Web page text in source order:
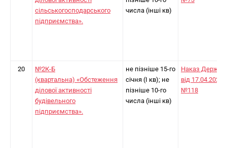
сільськогосподарського
підприємства».
числа (інші кв)
20
№2К-Б
(квартальна) «Обстеження
ділової активності
будівельного
підприємства».
не пізніше 15-го
січня (I кв); не
пізніше 10-го
числа (інші кв)
Наказ
від 17.04.2024
№118